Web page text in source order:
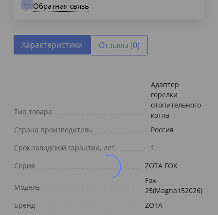
Обратная связь
Характеристики Отзывы (0)
Тип товара
Адаптер
горелки
отопительного
котла
Страна производитель
Россия
Срок заводской гарантии, лет
1
Серия
ZOTA FOX
Модель
Fox-
25(Magna152026)
Бренд
ZOTA